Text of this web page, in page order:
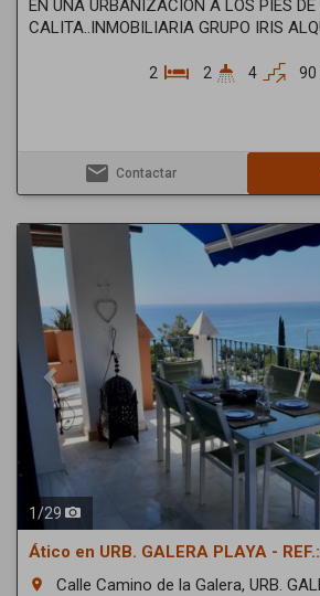
EN UNA URBANIZACION A LOS PIES
CALITA..INMOBILIARIA GRUPO IRIS
2 2 4 90
email Contactar
Previous
1/29
Ático en URB. GALERA PLAYA -
room
Calle Camino de la Galera, URB.